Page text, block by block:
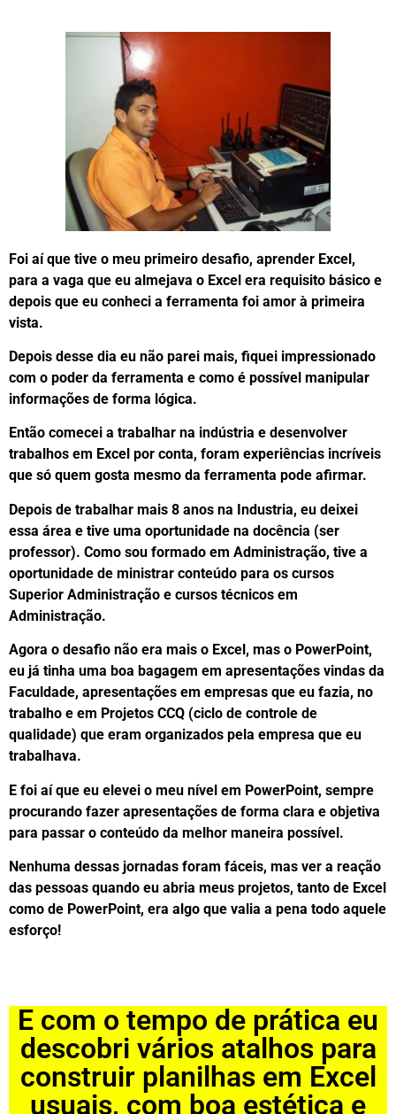
Foi aí que tive o meu primeiro desafio, aprender Excel,
para a vaga que eu almejava o Excel era requisito básico e
depois que eu conheci a ferramenta foi amor à primeira
vista.
Depois desse dia eu não parei mais, fiquei impressionado
com o poder da ferramenta e como é possível manipular
informações de forma lógica.
Então comecei a trabalhar na indústria e desenvolver
trabalhos em Excel por conta, foram experiências incríveis
que só quem gosta mesmo da ferramenta pode afirmar.
Depois de trabalhar mais 8 anos na Industria, eu deixei
essa área e tive uma oportunidade na docência (ser
professor). Como sou formado em Administração, tive a
oportunidade de ministrar conteúdo para os cursos
Superior Administração e cursos técnicos em
Administração.
Agora o desafio não era mais o Excel, mas o PowerPoint,
eu já tinha uma boa bagagem em apresentações vindas da
Faculdade, apresentações em empresas que eu fazia, no
trabalho e em Projetos CCQ (ciclo de controle de
qualidade) que eram organizados pela empresa que eu
trabalhava.
E foi aí que eu elevei o meu nível em PowerPoint, sempre
procurando fazer apresentações de forma clara e objetiva
para passar o conteúdo da melhor maneira possível.
Nenhuma dessas jornadas foram fáceis, mas ver a reação
das pessoas quando eu abria meus projetos, tanto de Excel
como de PowerPoint, era algo que valia a pena todo aquele
esforço!
E com o tempo de prática eu
descobri vários atalhos para
construir planilhas em Excel
usuais, com boa estética e